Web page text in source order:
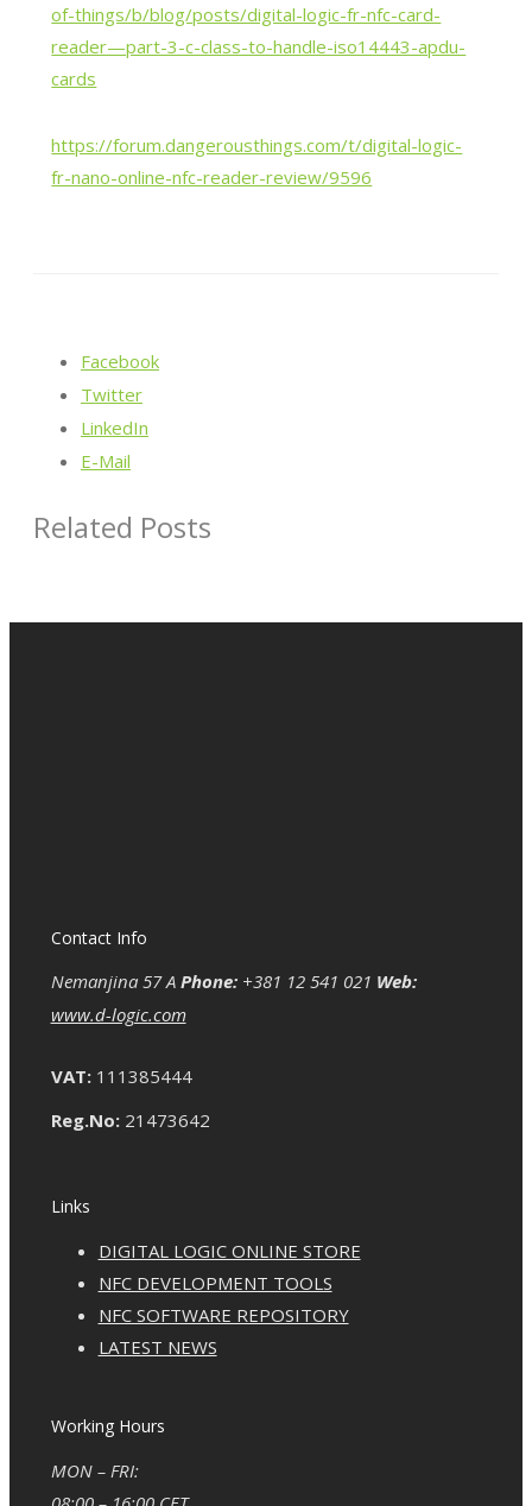
of-things/b/blog/posts/digital-logic-fr-nfc-card-
reader—part-3-c-class-to-handle-iso14443-apdu-
cards
https://forum.dangerousthings.com/t/digital-logic-
fr-nano-online-nfc-reader-review/9596
Facebook
Twitter
LinkedIn
E-Mail
Related Posts
Contact Info
Nemanjina 57 A Phone:+381 12 541 021 Web:
www.d-logic.com
VAT:111385444
Reg.No:21473642
Links
DIGITAL LOGIC ONLINE STORE
NFC DEVELOPMENT TOOLS
NFC SOFTWARE REPOSITORY
LATEST NEWS
Working Hours
MON – FRI: